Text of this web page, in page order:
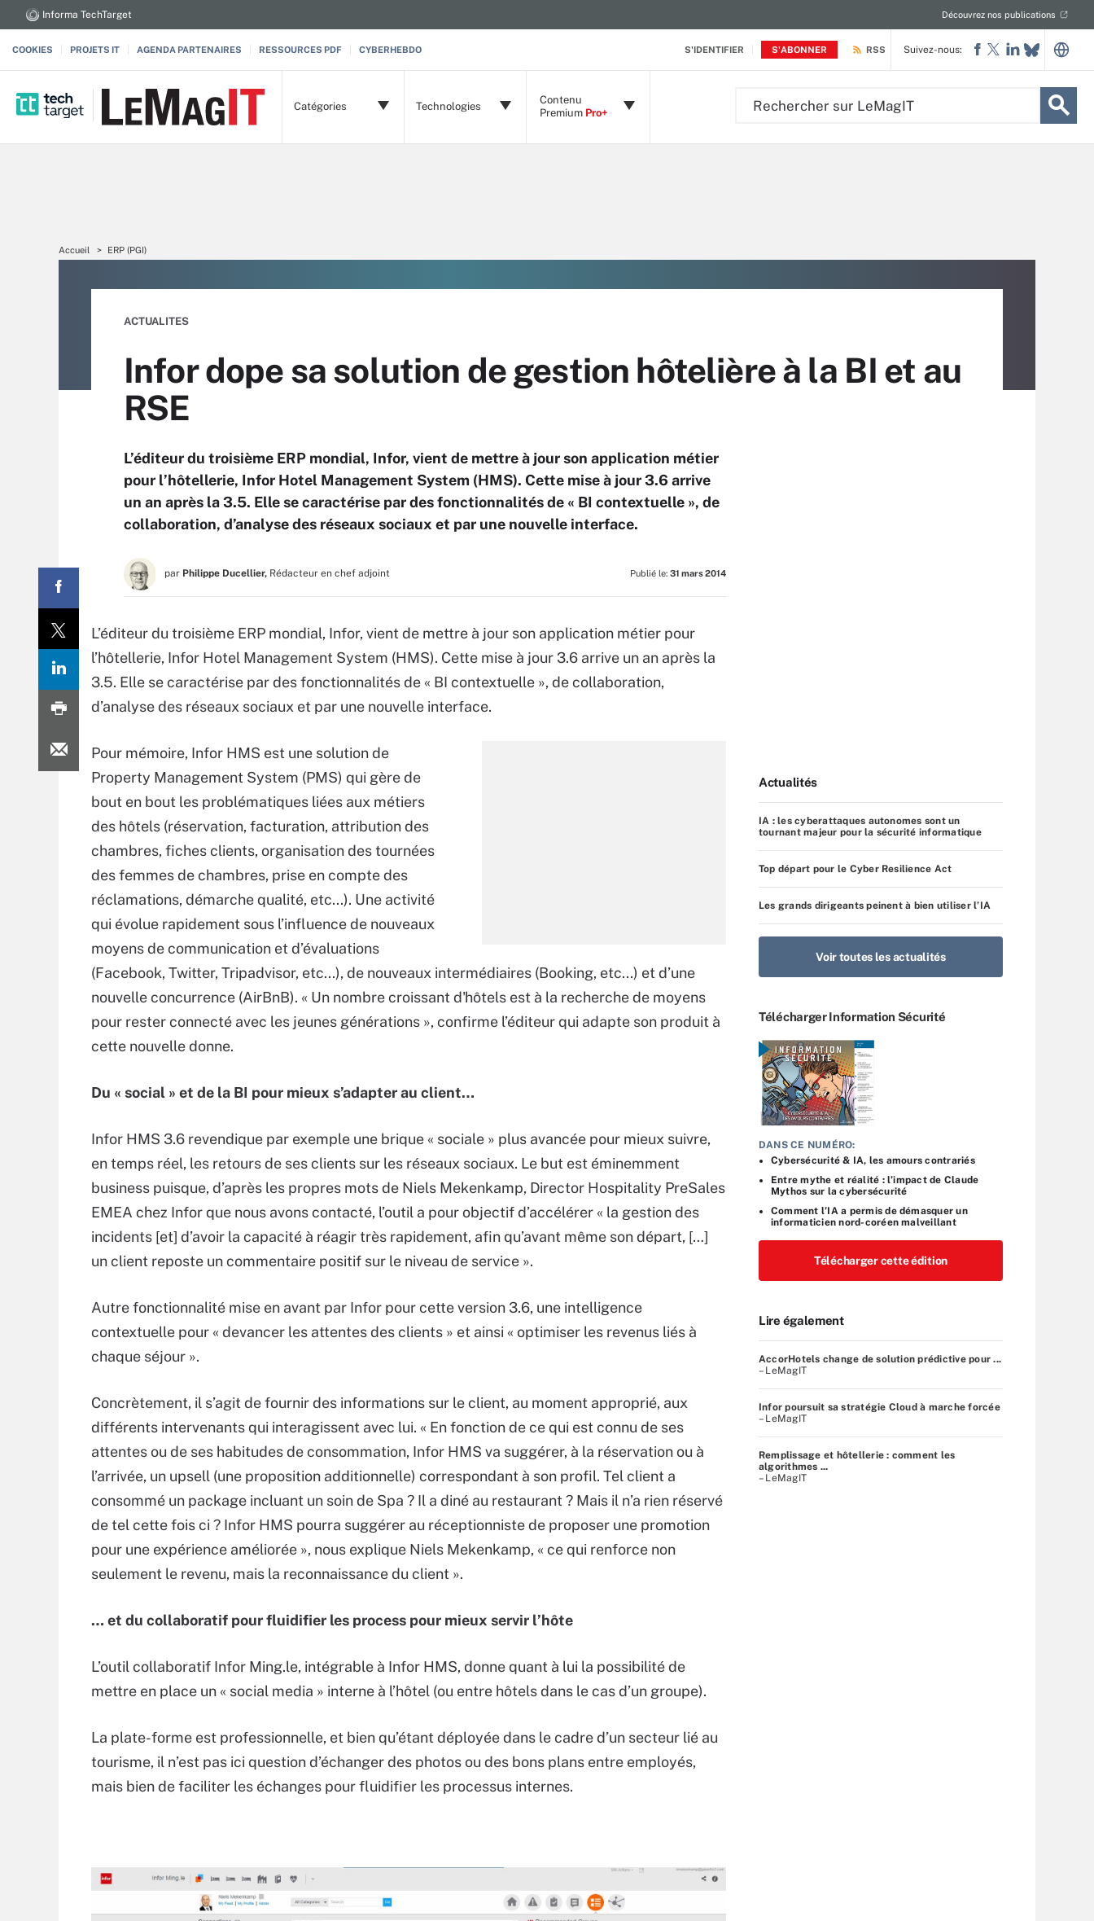
S'IDENTIFIER S'ABONNER
Informa TechTarget Découvrez nos publications
COOKIES PROJETS IT AGENDA PARTENAIRES RESSOURCES PDF CYBERHEBDO RSS
Catégories Technologies
Contenu
Premium Pro+
Suivez-nous:
Accueil ERP (PGI)
ACTUALITES
Infor dope sa solution de gestion hôtelière à la BI et au
RSE
L’éditeur du troisième ERP mondial, Infor, vient de mettre à jour son application métier
pour l’hôtellerie, Infor Hotel Management System (HMS). Cette mise à jour 3.6 arrive
un an après la 3.5. Elle se caractérise par des fonctionnalités de « BI contextuelle », de
collaboration, d’analyse des réseaux sociaux et par une nouvelle interface.
par Philippe Ducellier, Rédacteur en chef adjoint Publié le: 31 mars 2014
L’éditeur du troisième ERP mondial, Infor, vient de mettre à jour son application métier pour
l’hôtellerie, Infor Hotel Management System (HMS). Cette mise à jour 3.6 arrive un an après la
3.5. Elle se caractérise par des fonctionnalités de « BI contextuelle », de collaboration,
d’analyse des réseaux sociaux et par une nouvelle interface.
Pour mémoire, Infor HMS est une solution de
Property Management System (PMS) qui gère de
bout en bout les problématiques liées aux métiers
des hôtels (réservation, facturation, attribution des
chambres, fiches clients, organisation des tournées
des femmes de chambres, prise en compte des
réclamations, démarche qualité, etc...). Une activité
qui évolue rapidement sous l’influence de nouveaux
moyens de communication et d’évaluations
(Facebook, Twitter, Tripadvisor, etc...), de nouveaux intermédiaires (Booking, etc...) et d’une
nouvelle concurrence (AirBnB). « Un nombre croissant d'hôtels est à la recherche de moyens
pour rester connecté avec les jeunes générations », confirme l’éditeur qui adapte son produit à
cette nouvelle donne.
Du « social » et de la BI pour mieux s’adapter au client…
Infor HMS 3.6 revendique par exemple une brique « sociale » plus avancée pour mieux suivre,
en temps réel, les retours de ses clients sur les réseaux sociaux. Le but est éminemment
business puisque, d’après les propres mots de Niels Mekenkamp, Director Hospitality PreSales
EMEA chez Infor que nous avons contacté, l’outil a pour objectif d’accélérer « la gestion des
incidents [et] d’avoir la capacité à réagir très rapidement, afin qu’avant même son départ, […]
un client reposte un commentaire positif sur le niveau de service ».
Autre fonctionnalité mise en avant par Infor pour cette version 3.6, une intelligence
contextuelle pour « devancer les attentes des clients » et ainsi « optimiser les revenus liés à
chaque séjour ».
Concrètement, il s’agit de fournir des informations sur le client, au moment approprié, aux
différents intervenants qui interagissent avec lui. « En fonction de ce qui est connu de ses
attentes ou de ses habitudes de consommation, Infor HMS va suggérer, à la réservation ou à
l’arrivée, un upsell (une proposition additionnelle) correspondant à son profil. Tel client a
consommé un package incluant un soin de Spa ? Il a diné au restaurant ? Mais il n’a rien réservé
de tel cette fois ci ? Infor HMS pourra suggérer au réceptionniste de proposer une promotion
pour une expérience améliorée », nous explique Niels Mekenkamp, « ce qui renforce non
seulement le revenu, mais la reconnaissance du client ».
… et du collaboratif pour fluidifier les process pour mieux servir l’hôte
L’outil collaboratif Infor Ming.le, intégrable à Infor HMS, donne quant à lui la possibilité de
mettre en place un « social media » interne à l’hôtel (ou entre hôtels dans le cas d’un groupe).
La plate-forme est professionnelle, et bien qu’étant déployée dans le cadre d’un secteur lié au
tourisme, il n’est pas ici question d’échanger des photos ou des bons plans entre employés,
mais bien de faciliter les échanges pour fluidifier les processus internes.
Actualités
IA : les cyberattaques autonomes sont un
tournant majeur pour la sécurité informatique
Top départ pour le Cyber Resilience Act
Les grands dirigeants peinent à bien utiliser l’IA
Voir toutes les actualités
Télécharger Information Sécurité
DANS CE NUMÉRO:
Cybersécurité & IA, les amours contrariés
Entre mythe et réalité : l’impact de Claude
Mythos sur la cybersécurité
Comment l’IA a permis de démasquer un
informaticien nord-coréen malveillant
Télécharger cette édition
Lire également
AccorHotels change de solution prédictive pour ...
– LeMagIT
Infor poursuit sa stratégie Cloud à marche forcée
– LeMagIT
Remplissage et hôtellerie : comment les
algorithmes ...
– LeMagIT